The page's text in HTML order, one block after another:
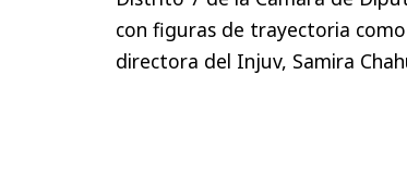
con figuras de trayectoria
directora del Injuv, Samira